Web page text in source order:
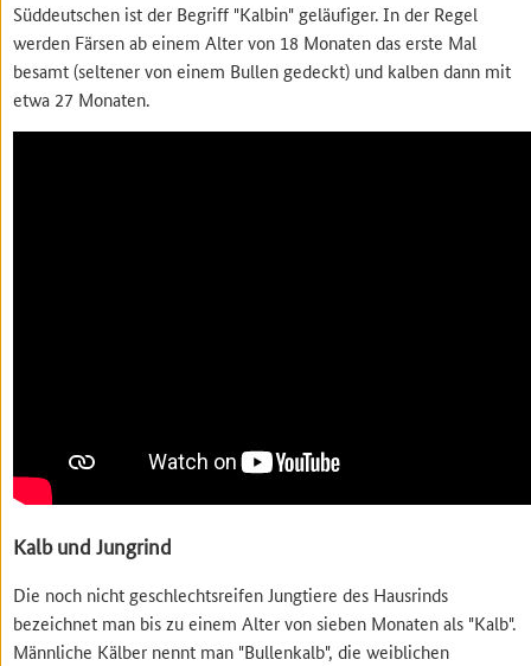
Süddeutschen ist der Begriff "Kalbin" geläufiger. In der Regel
werden Färsen ab einem Alter von 18 Monaten das erste Mal
besamt (seltener von einem Bullen gedeckt) und kalben dann mit
etwa 27 Monaten.
Kalb und Jungrind
Die noch nicht geschlechtsreifen Jungtiere des Hausrinds
bezeichnet man bis zu einem Alter von sieben Monaten als "Kalb".
Männliche Kälber nennt man "Bullenkalb", die weiblichen